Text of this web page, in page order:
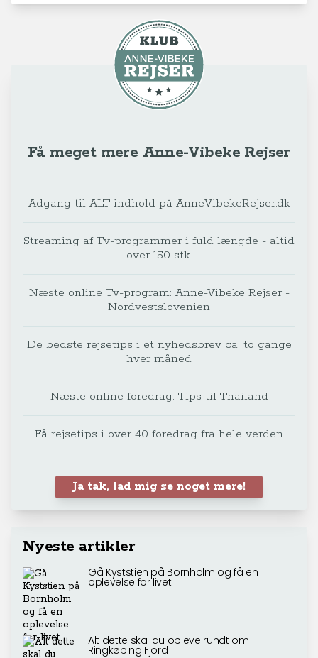
Få meget mere Anne-Vibeke Rejser
Adgang til ALT indhold på AnneVibekeRejser.dk
Streaming af Tv-programmer i fuld længde - altid
over 150 stk.
Næste online Tv-program: Anne-Vibeke Rejser -
Nordvestslovenien
De bedste rejsetips i et nyhedsbrev ca. to gange
hver måned
Næste online foredrag: Tips til Thailand
Få rejsetips i over 40 foredrag fra hele verden
Ja tak, lad mig se noget mere!
Nyeste artikler
Gå Kyststien på Bornholm og få en
oplevelse for livet
Alt dette skal du opleve rundt om
Ringkøbing Fjord